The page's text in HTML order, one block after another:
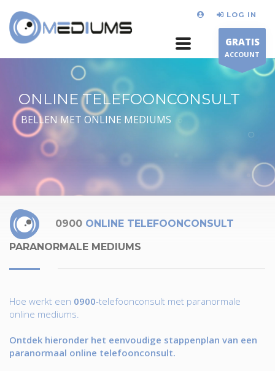
LOG IN
GRATIS
ACCOUNT
ONLINE TELEFOONCONSULT
BELLEN MET ONLINE MEDIUMS
0900 ONLINE TELEFOONCONSULT
PARANORMALE MEDIUMS
Hoe werkt een 0900-telefoonconsult met paranormale
online mediums.
Ontdek hieronder het eenvoudige stappenplan van een
paranormaal online telefoonconsult.